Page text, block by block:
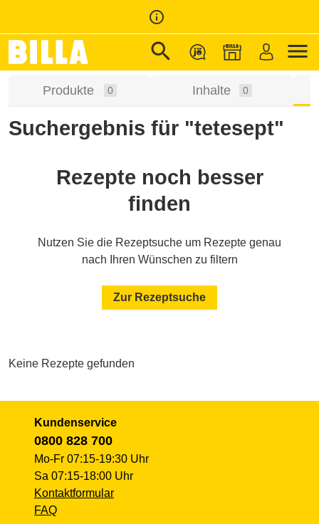
info_outline
search menu
Zur Startseite /
Produkte 0 Inhalte 0
Suchergebnis für "tetesept"
Rezepte noch besser
finden
Nutzen Sie die Rezeptsuche um Rezepte genau
nach Ihren Wünschen zu filtern
Zur Rezeptsuche
Keine Rezepte gefunden
Kundenservice
0800 828 700
Mo-Fr 07:15-19:30 Uhr
Sa 07:15-18:00 Uhr
Kontaktformular
FAQ